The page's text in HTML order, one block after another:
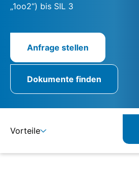
„1oo2“) bis SIL 3
Anfrage stellen
Dokumente finden
Vorteile